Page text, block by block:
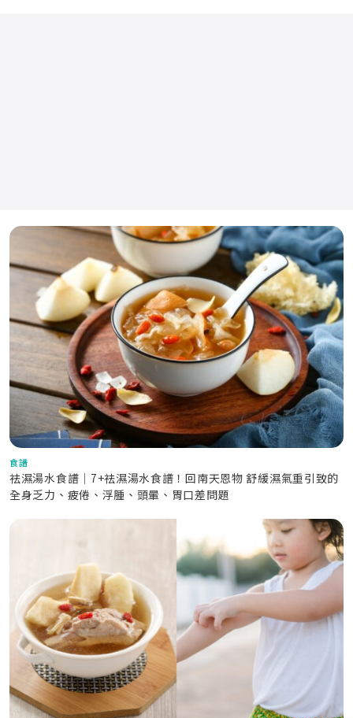
食譜
祛濕湯水食譜｜7+祛濕湯水食譜！回南天恩物 舒緩濕氣重引致的
全身乏力、疲倦、浮腫、頭暈、胃口差問題